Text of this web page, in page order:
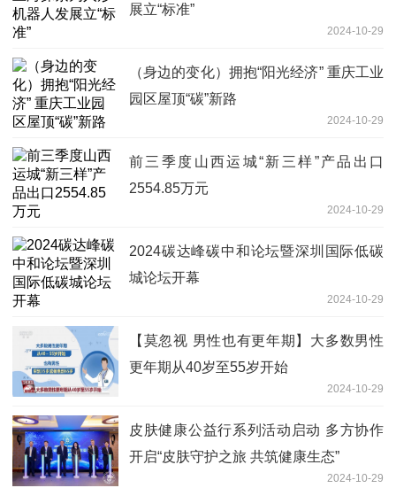
展立“标准”
2024-10-29
（身边的变化）拥抱“阳光经济” 重庆工业
园区屋顶“碳”新路
2024-10-29
前三季度山西运城“新三样”产品出口
2554.85万元
2024-10-29
2024碳达峰碳中和论坛暨深圳国际低碳
城论坛开幕
2024-10-29
【莫忽视 男性也有更年期】大多数男性
更年期从40岁至55岁开始
2024-10-29
皮肤健康公益行系列活动启动 多方协作
开启“皮肤守护之旅 共筑健康生态”
2024-10-29